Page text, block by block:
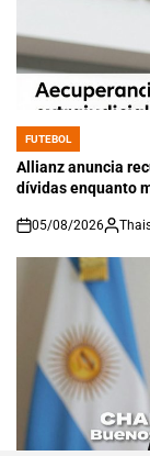
POSTED
IN
FUTEBOL
Allianz anuncia
dívidas enquanto
on
05/08/2026